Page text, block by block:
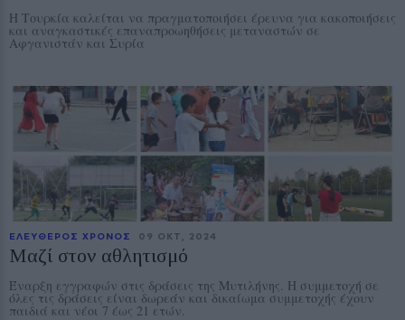
Η Τουρκία καλείται να πραγματοποιήσει έρευνα για κακοποιήσεις
και αναγκαστικές επαναπροωηθήσεις μεταναστών σε
Αφγανιστάν και Συρία
ΕΛΕΥΘΕΡΟΣ ΧΡΟΝΟΣ 09 ΟΚΤ, 2024
Μαζί στον αθλητισμό
Έναρξη εγγραφών στις δράσεις της Μυτιλήνης. Η συμμετοχή σε
όλες τις δράσεις είναι δωρεάν και δικαίωμα συμμετοχής έχουν
παιδιά και νέοι 7 έως 21 ετών.